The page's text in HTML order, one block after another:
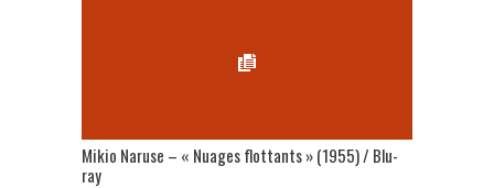
Mikio Naruse – « Nuages flottants » (1955) / Blu-
ray